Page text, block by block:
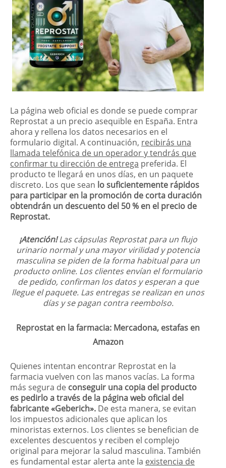
La página web oficial es donde se puede comprar
Reprostat a un precio asequible en España. Entra
ahora y rellena los datos necesarios en el
formulario digital. A continuación, recibirás una
llamada telefónica de un operador y tendrás que
confirmar tu dirección de entrega preferida. El
producto te llegará en unos días, en un paquete
discreto. Los que sean lo suficientemente rápidos
para participar en la promoción de corta duración
obtendrán un descuento del 50 % en el precio de
Reprostat.
¡Atención!Las cápsulas Reprostat para un flujo
urinario normal y una mayor virilidad y potencia
masculina se piden de la forma habitual para un
producto online. Los clientes envían el formulario
de pedido, confirman los datos y esperan a que
llegue el paquete. Las entregas se realizan en unos
días y se pagan contra reembolso.
Reprostat en la farmacia: Mercadona, estafas en
Amazon
Quienes intentan encontrar Reprostat en la
farmacia vuelven con las manos vacías. La forma
más segura de conseguir una copia del producto
es pedirlo a través de la página web oficial del
fabricante «Geberich». De esta manera, se evitan
los impuestos adicionales que aplican los
minoristas externos. Los clientes se benefician de
excelentes descuentos y reciben el complejo
original para mejorar la salud masculina. También
es fundamental estar alerta ante la existencia de